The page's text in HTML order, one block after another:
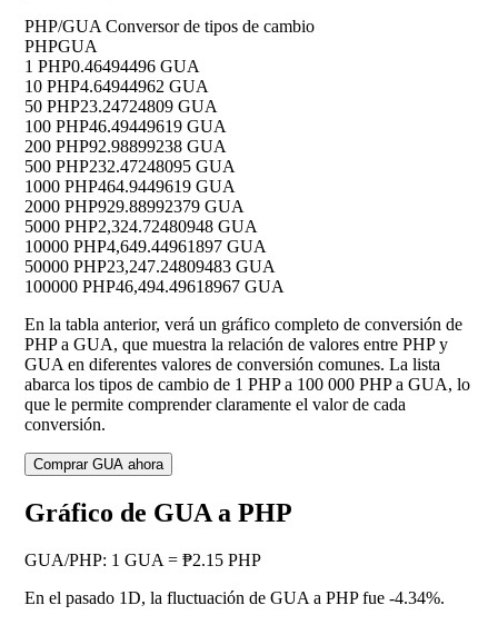
PHP/GUA Conversor de tipos de cambio
PHPGUA
1 PHP0.46494496 GUA
10 PHP4.64944962 GUA
50 PHP23.24724809 GUA
100 PHP46.49449619 GUA
200 PHP92.98899238 GUA
500 PHP232.47248095 GUA
1000 PHP464.9449619 GUA
2000 PHP929.88992379 GUA
5000 PHP2,324.72480948 GUA
10000 PHP4,649.44961897 GUA
50000 PHP23,247.24809483 GUA
100000 PHP46,494.49618967 GUA
En la tabla anterior, verá un gráfico completo de conversión de
PHP a GUA, que muestra la relación de valores entre PHP y
GUA en diferentes valores de conversión comunes. La lista
abarca los tipos de cambio de 1 PHP a 100 000 PHP a GUA, lo
que le permite comprender claramente el valor de cada
conversión.
Comprar GUA ahora
Gráfico de GUA a PHP
GUA/PHP: 1 GUA = ₱2.15 PHP
En el pasado 1D, la fluctuación de GUA a PHP fue -4.34%.